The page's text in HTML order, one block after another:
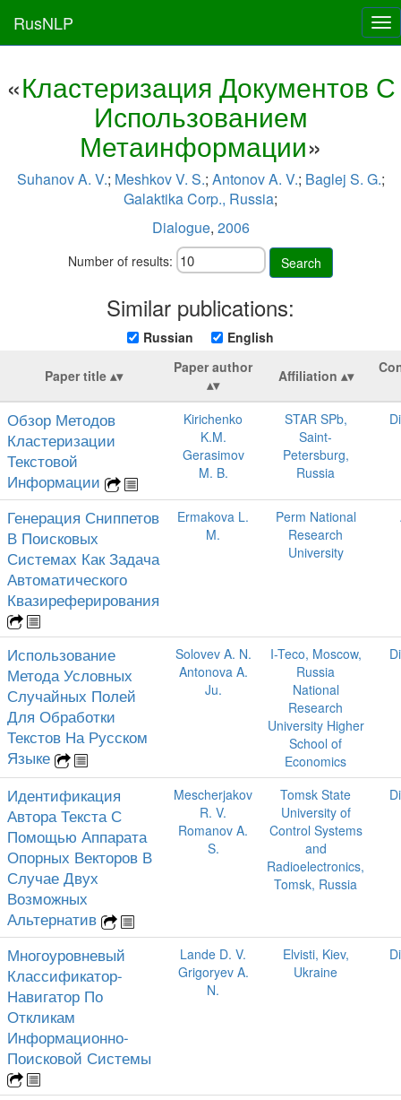
RusNLP
«Кластеризация Документов С
Использованием
Метаинформации»
Suhanov A. V.; Meshkov V. S.; Antonov A. V.; Baglej S. G.;
Galaktika Corp., Russia;
Dialogue, 2006
Number of results: Search
Similar publications:
Russian English
Paper title Paper author Affiliation
Обзор Методов
Кластеризации
Текстовой
Информации
Kirichenko
K.M.
Gerasimov
M. B.
STAR SPb,
Saint-
Petersburg,
Russia
Генерация Сниппетов
В Поисковых
Системах Как Задача
Автоматического
Квазиреферирования
Ermakova L.
M.
Perm National
Research
University
Использование
Метода Условных
Случайных Полей
Для Обработки
Текстов На Русском
Языке
Solovev A. N.
Antonova A.
Ju.
I-Teco, Moscow,
Russia
National
Research
University Higher
School of
Economics
Идентификация
Автора Текста С
Помощью Аппарата
Опорных Векторов В
Случае Двух
Возможных
Альтернатив
Mescherjakov
R. V.
Romanov A.
S.
Tomsk State
University of
Control Systems
and
Radioelectronics,
Tomsk, Russia
Многоуровневый
Классификатор-
Навигатор По
Откликам
Информационно-
Поисковой Системы
Lande D. V.
Grigoryev A.
N.
Elvisti, Kiev,
Ukraine